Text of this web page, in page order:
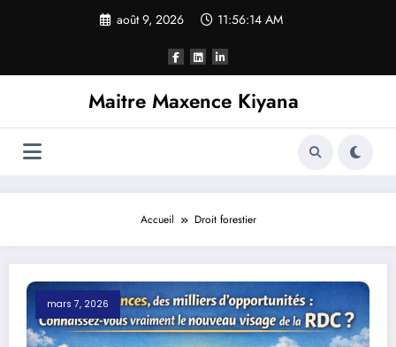
août 9, 2026 11:56:15 AM
Maitre Maxence Kiyana
Accueil Droit forestier
mars 7, 2026